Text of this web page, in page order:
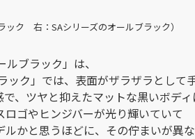
ック 右：SAシリーズのオールブラック）
ブラック」は、
ック」では、表面がザラザラとして
、ツヤと抑えたマットな黒いボディ
ロゴやヒンジバーが光り輝いていて
かと思うほどに、その佇まいが異な